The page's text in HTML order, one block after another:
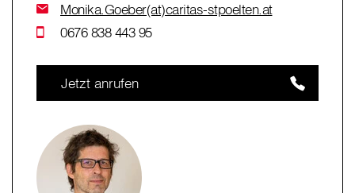
Monika.Goeber(at)caritas-stpoelten.at
0676 838 443 95
Jetzt anrufen